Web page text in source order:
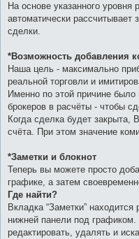
На основе указанного
автоматически рассчитывает
сделки.
*Возможность добавления
Наша цель - максимально
реальной торговли и
Именно по этой причине
брокеров в расчёты - чтобы
Когда сделка будет закрыта,
счёта. При этом значение
*Заметки и блокнот
Теперь вы можете просто
графике, а затем
Где найти?
Вкладка “Заметки”
нижней панели под
редактировать, удалять и